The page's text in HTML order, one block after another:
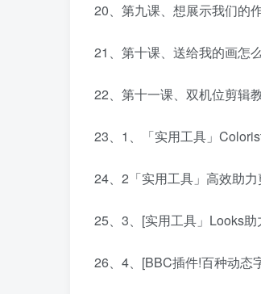
20、第九课、想展示我们的
21、第十课、送给我的画怎
22、第十一课、双机位剪辑
23、1、「实用工具」
24、2「实用工具」高效助
25、3、[实用工具」Looks
26、4、[BBC插件!百种动态